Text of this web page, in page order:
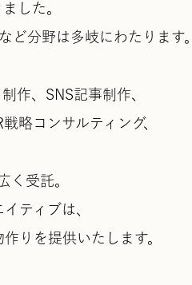
した。
分野は多岐にわたります。
作、SNS記事制作、
略コンサルティング、
く受託。
ティブは、
りを提供いたします。